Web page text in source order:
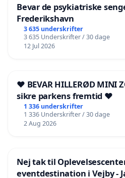
Bevar de psykiatriske
Frederikshavn
3 635 underskrifter
3 635 Underskrifter / 30 dage
12 Jul 2026
❤️ BEVAR HILLERØD MINI
sikre parkens fremtid ❤️
1 336 underskrifter
1 336 Underskrifter / 30 dage
2 Aug 2026
Nej tak til
eventdestination i Vejby -